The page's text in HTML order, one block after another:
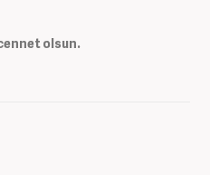
olsun.